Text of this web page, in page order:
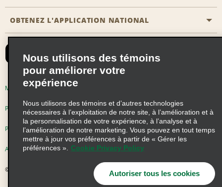
Réserver un véhicule pour quelqu'un d'autre
Emerald Club se connecter
Emerald Club S'inscrire
Emerald Club Avantages
Emerald Club Services
FAQ
Abonnement aux courriels
Histoire de l’entreprise
Nouvelles et histoires
Responsabilité sociale
Occasions de franchise mondiales
Perspectives de carrière
OBTENEZ L'APPLICATION NATIONAL
Modalités d'utilisation
Politique sur les fichiers témoins
Pluriannuel d'accessibilité Choix de confidentialité
AdChoices
© 2026 Enterprise Holdings, Inc. Tous droits réservés
Nous utilisons des témoins
pour améliorer votre
expérience
Nous utilisons des témoins et d’autres technologies
nécessaires à l’exploitation de notre site, à l’amélioration et à
la personnalisation de votre expérience, à l’analyse et à
l’amélioration de notre marketing. Vous pouvez en tout temps
mettre à jour vos préférences à partir de « Gérer les
préférences ».
Cookie Privacy Policy
Autoriser tous les cookies